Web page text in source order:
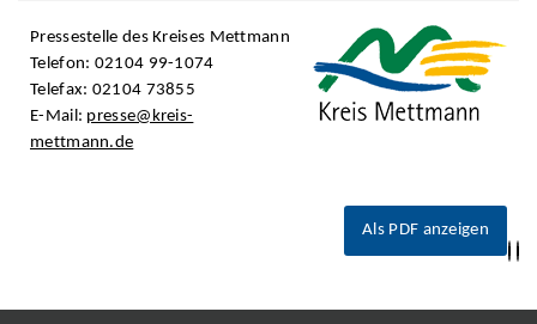
Pressestelle des Kreises Mettmann
Telefon: 02104 99-1074
Telefax: 02104 73855
E-Mail: presse@kreis-
mettmann.de
Als PDF anzeigen